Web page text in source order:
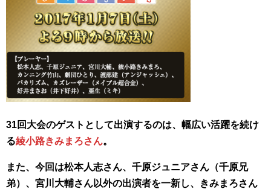
31回大会のゲストとして出演するのは、幅広い活躍を続け
る綾小路きみまろさん。
また、今回は松本人志さん、千原ジュニアさん（千原兄
弟）、宮川大輔さん以外の出演者を一新し、きみまろさん